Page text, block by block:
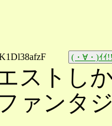
(・∀・)ｲｲ
ストし
ァンタ